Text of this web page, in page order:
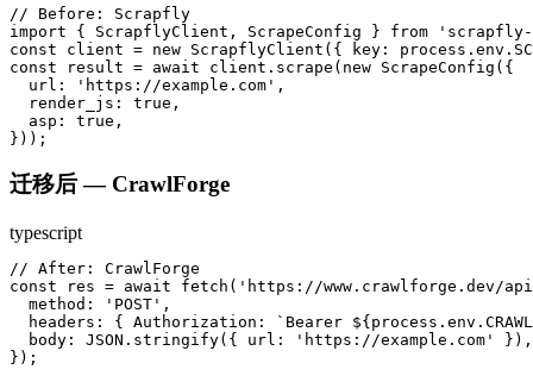
// Before: Scrapfly
import { ScrapflyClient, ScrapeConfig } from
const client = new ScrapflyClient({ key:
const result = await client.scrape(new ScrapeConfig({
  url: 'https://example.com',
  render_js: true,
  asp: true,
}));
迁移后 — CrawlForge
typescript
// After: CrawlForge
const res = await fetch('https://www.crawlforge.dev/
  method: 'POST',
headers: { Authorization: `Bearer
  body: JSON.stringify({ url: 'https://example.com' }),
});